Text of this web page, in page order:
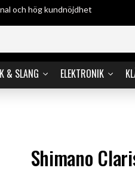
och hög kundnöjdhet
& SLANG ELEKTRONIK
Shimano